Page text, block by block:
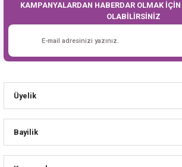
KAMPANYALARDAN HABERDAR OLMAK
OLABİLİRSİNİZ
Üyelik
Bayilik